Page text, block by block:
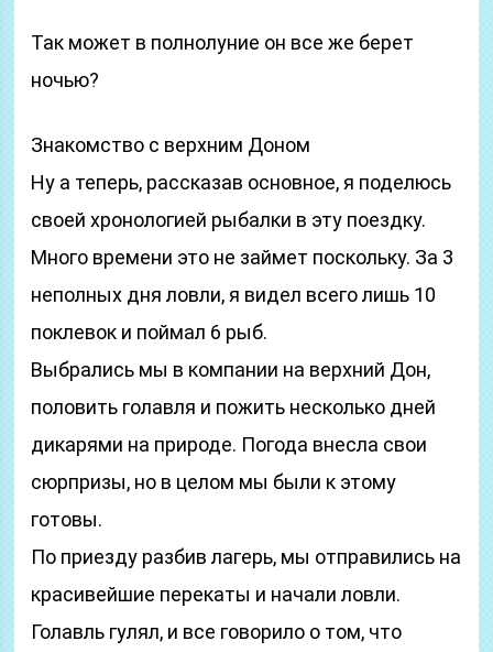
Так может в полнолуние он все же берет
ночью?
Знакомство с верхним Доном
Ну а теперь, рассказав основное, я поделюсь
своей хронологией рыбалки в эту поездку.
Много времени это не займет поскольку. За 3
неполных дня ловли, я видел всего лишь 10
поклевок и поймал 6 рыб.
Выбрались мы в компании на верхний Дон,
половить голавля и пожить несколько дней
дикарями на природе. Погода внесла свои
сюрпризы, но в целом мы были к этому
готовы.
По приезду разбив лагерь, мы отправились на
красивейшие перекаты и начали ловли.
Голавль гулял, и все говорило о том, что